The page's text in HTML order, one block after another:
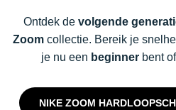
Ontdek de volgende
Zoomcollectie. Bereik je
je nu een beginner bent
NIKE ZOOM